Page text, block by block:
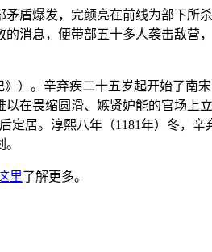
盾爆发，完颜亮在前线为部下所
消息，便带部五十多人袭击敌营
）。辛弃疾二十五岁起开始了南
在畏缩圆滑、嫉贤妒能的官场上
居。淳熙八年（1181年）冬，
里了解更多。